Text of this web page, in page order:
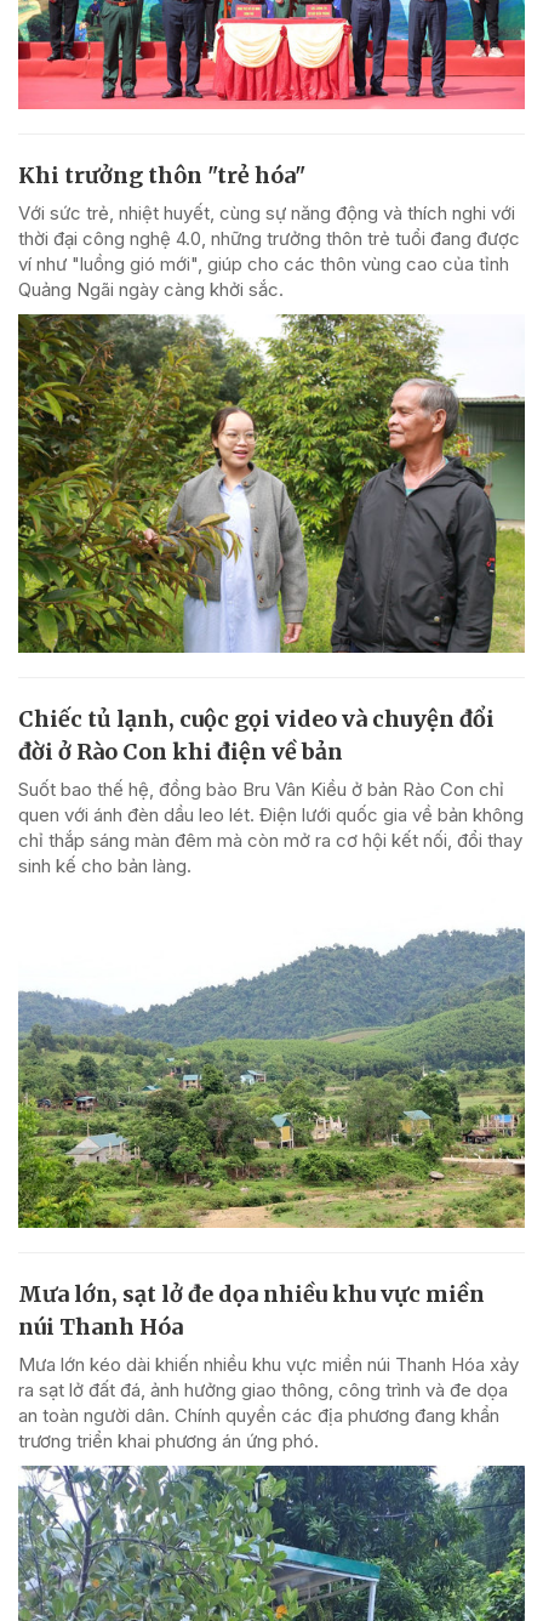
Khi trưởng thôn "trẻ hóa"
Với sức trẻ, nhiệt huyết, cùng sự năng động và thích nghi với
thời đại công nghệ 4.0, những trưởng thôn trẻ tuổi đang được
ví như "luồng gió mới", giúp cho các thôn vùng cao của tỉnh
Quảng Ngãi ngày càng khởi sắc.
Chiếc tủ lạnh, cuộc gọi video và chuyện đổi
đời ở Rào Con khi điện về bản
Suốt bao thế hệ, đồng bào Bru Vân Kiều ở bản Rào Con chỉ
quen với ánh đèn dầu leo lét. Điện lưới quốc gia về bản không
chỉ thắp sáng màn đêm mà còn mở ra cơ hội kết nối, đổi thay
sinh kế cho bản làng.
Mưa lớn, sạt lở đe dọa nhiều khu vực miền
núi Thanh Hóa
Mưa lớn kéo dài khiến nhiều khu vực miền núi Thanh Hóa xảy
ra sạt lở đất đá, ảnh hưởng giao thông, công trình và đe dọa
an toàn người dân. Chính quyền các địa phương đang khẩn
trương triển khai phương án ứng phó.